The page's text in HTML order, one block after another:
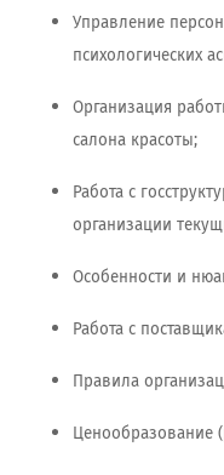
Управление
психологических
Организация
салона красоты;
Работа с
организации
Особенности и
Работа с
Правила
Ценообразование